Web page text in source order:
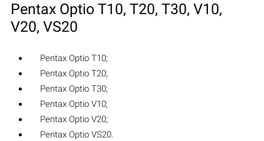
Pentax Optio T10, T20, T30, V10,
V20, VS20
Pentax Optio T10;
Pentax Optio T20;
Pentax Optio T30;
Pentax Optio V10;
Pentax Optio V20;
Pentax Optio VS20.